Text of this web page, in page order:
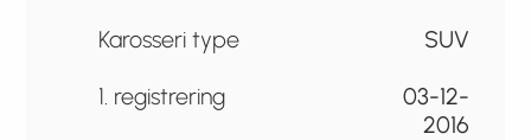
Karosseri type
SUV
1. registrering
03-12-
2016